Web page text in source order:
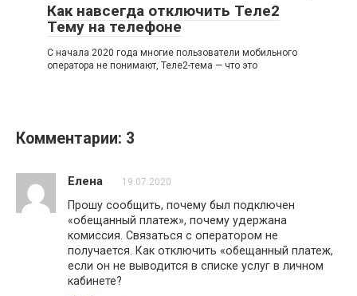
Как навсегда отключить Теле2
Тему на телефоне
С начала 2020 года многие пользователи мобильного
оператора не понимают, Теле2-тема — что это
Комментарии: 3
Елена 19.07.2020
Прошу сообщить, почему был подключен
«обещанный платеж», почему удержана
комиссия. Связаться с оператором не
получается. Как отключить «обещанный платеж,
если он не выводится в списке услуг в личном
кабинете?